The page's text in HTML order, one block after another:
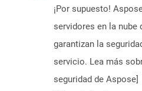
¡Por supuesto!
servidores en la nube
garantizan la
servicio. Lea más
seguridad de Aspose]